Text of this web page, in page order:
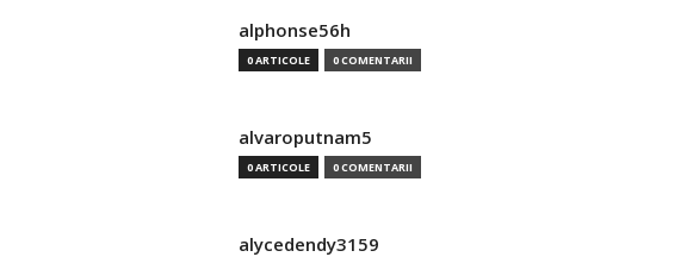
alphonse56h
0 ARTICOLE 0 COMENTARII
alvaroputnam5
0 ARTICOLE 0 COMENTARII
alycedendy3159